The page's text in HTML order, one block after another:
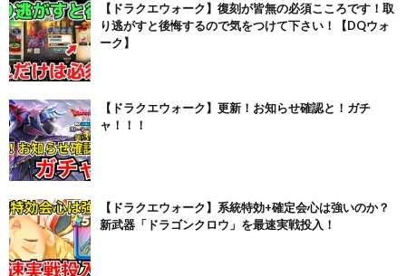
【ドラクエウォーク】復刻が皆無の必須こころです！取
り逃がすと後悔するので気をつけて下さい！【DQウォ
ーク】
【ドラクエウォーク】更新！お知らせ確認と！ガチ
ャ！！！
【ドラクエウォーク】系統特効+確定会心は強いのか？
新武器「ドラゴンクロウ」を最速実戦投入！